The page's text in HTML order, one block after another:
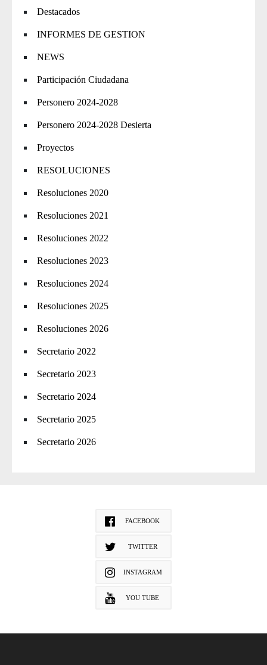
Destacados
INFORMES DE GESTION
NEWS
Participación Ciudadana
Personero 2024-2028
Personero 2024-2028 Desierta
Proyectos
RESOLUCIONES
Resoluciones 2020
Resoluciones 2021
Resoluciones 2022
Resoluciones 2023
Resoluciones 2024
Resoluciones 2025
Resoluciones 2026
Secretario 2022
Secretario 2023
Secretario 2024
Secretario 2025
Secretario 2026
FACEBOOK
TWITTER
INSTAGRAM
YOU TUBE